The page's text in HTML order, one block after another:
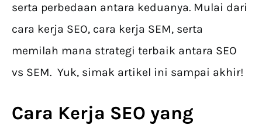
serta perbedaan antara keduanya. Mulai dari
cara kerja SEO, cara kerja SEM, serta
memilah mana strategi terbaik antara SEO
vs SEM. Yuk, simak artikel ini sampai akhir!
Cara Kerja SEO yang